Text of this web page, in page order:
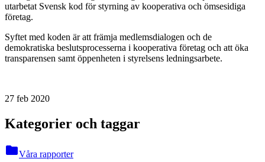
utarbetat Svensk kod för styrning av kooperativa och ömsesidiga
företag.
Syftet med koden är att främja medlemsdialogen och de
demokratiska beslutsprocesserna i kooperativa företag och att öka
transparensen samt öppenheten i styrelsens ledningsarbete.
27 feb 2020
Kategorier och taggar
folderVåra rapporter